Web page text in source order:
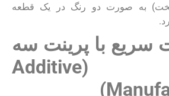
به صورت دو رنگ در یک قطعه
سریع با پرینت سه
(
Additive
)